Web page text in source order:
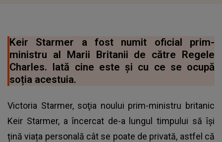
Keir Starmer a fost numit oficial prim-
ministru al Marii Britanii de către Regele
Charles. Iată cine este și cu ce se ocupă
soția acestuia.
Victoria Starmer, soţia noului prim-ministru britanic
Keir Starmer, a încercat de-a lungul timpului să își
țină viața personală cât se poate de privată, astfel că